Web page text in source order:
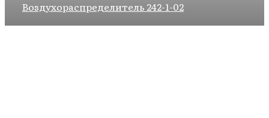
Воздухораспределитель 242-1-02